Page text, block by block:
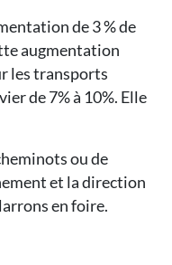
de 3 % de
augmentation
les transports
de 7% à 10%. Elle
ou de
et la direction
en foire.